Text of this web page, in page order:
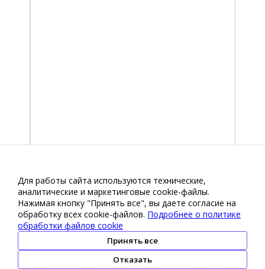
Для работы сайта используются технические,
аналитические и маркетинговые сооkіе-файлы.
Нажимая кнопку "Принять все", вы даете согласие на
обработку всех cookie-файлов. Подробнее о политике
обработки файлов cookie
Принять все
Отказать